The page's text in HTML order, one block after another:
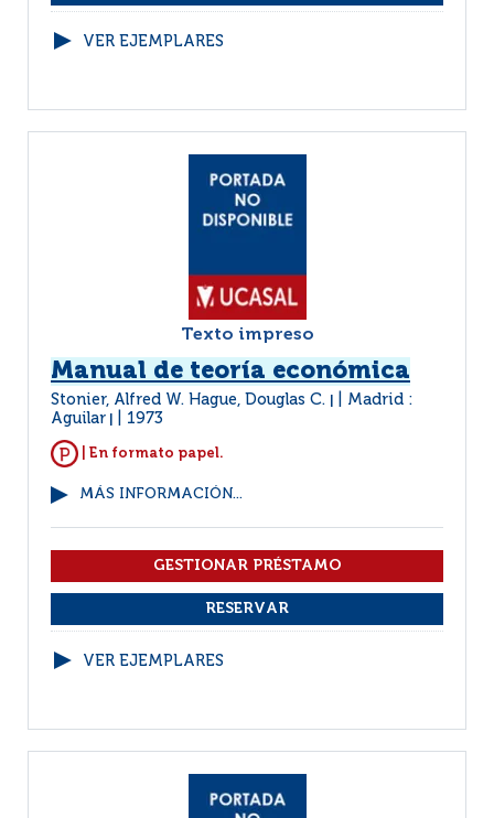
VER EJEMPLARES
Texto impreso
Manual de teoría económica
Stonier, Alfred W. Hague, Douglas C.
Madrid :
Aguilar
1973
| En formato papel.
MÁS INFORMACIÓN...
VER EJEMPLARES